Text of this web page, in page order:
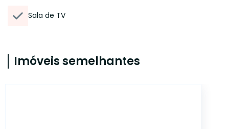
Sala de TV
Imóveis semelhantes